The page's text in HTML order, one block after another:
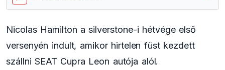
Nicolas Hamilton a silverstone-i hétvége első
versenyén indult, amikor hirtelen füst kezdett
szállni SEAT Cupra Leon autója alól.